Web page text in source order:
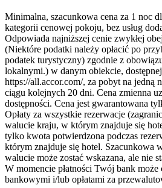
Minimalna, szacunkowa cena za 1 noc
kategorii cenowej pokoju, bez usług
Odpowiada najniższej cenie zwykłej
(Niektóre podatki należy opłacić po
podatek turystyczny) zgodnie z
lokalnymi.) w danym obiekcie,
https://all.accor.com/, za pobyt na jedną
ciągu kolejnych 20 dni. Cena zmienna
dostępności. Cena jest gwarantowana
Opłaty za wszystkie rezerwacje
walucie kraju, w którym znajduje się
tylko kwota potwierdzona podczas
którym znajduje się hotel. Szacunkowa
walucie może zostać wskazana, ale nie
W momencie płatności Twój bank może
bankowymi i/lub opłatami za